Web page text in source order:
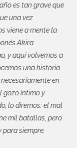
es tan grave que
una vez
viene a mente la
Akira
y aquí volvemos a
una historia
en
gozo íntimo y
lo diremos: el mal
mil batallas, pero
para siempre.